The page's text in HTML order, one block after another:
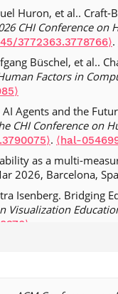
Network, 2020, pp.1-
in Data Analysis
and Computer
A formal
27 (33 pp.).⟨hal-
A Content-
Computer Graphics
incisifs sous le
Energy-QoS
the logarithmic
Huron, et al..
CHI Conference
3772363.3778766⟩.
Büschel, et al..
Factors in
Agents and the
CHI Conference on
. ⟨hal-
as a multi-
2026, Barcelona,
Isenberg. Bridging
Visualization